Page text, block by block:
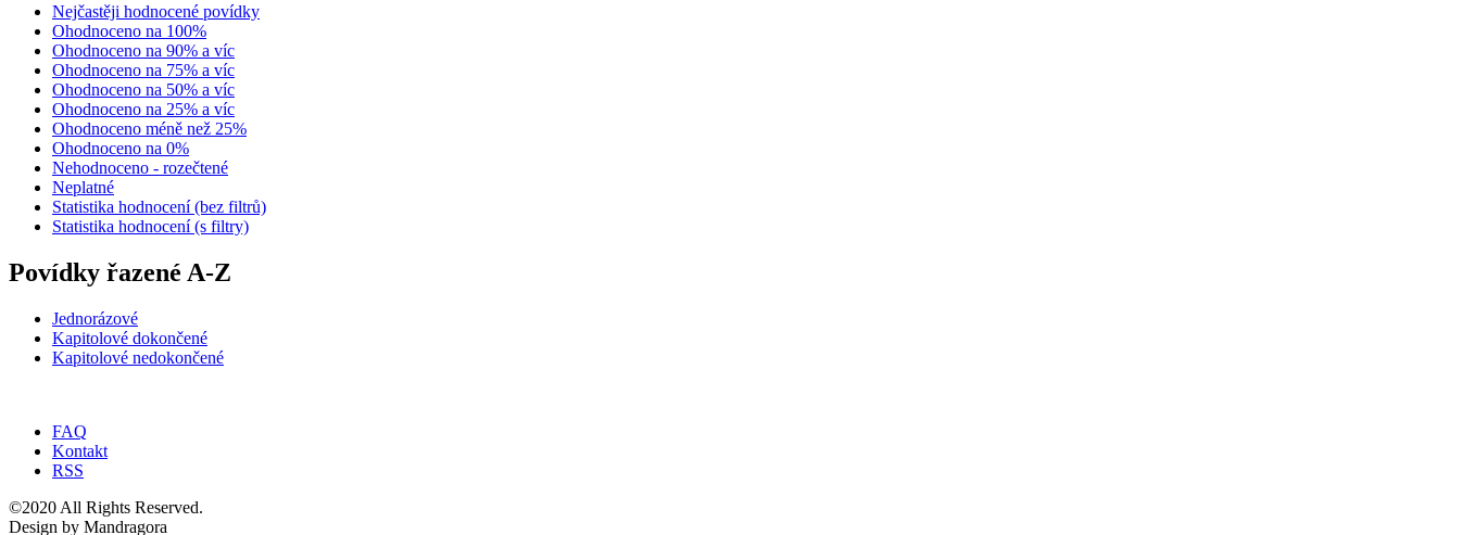
Nejčastěji hodnocené povídky
Ohodnoceno na 100%
Ohodnoceno na 90% a víc
Ohodnoceno na 75% a víc
Ohodnoceno na 50% a víc
Ohodnoceno na 25% a víc
Ohodnoceno méně než 25%
Ohodnoceno na 0%
Nehodnoceno - rozečtené
Neplatné
Statistika hodnocení (bez filtrů)
Statistika hodnocení (s filtry)
Povídky řazené A-Z
Jednorázové
Kapitolové dokončené
Kapitolové nedokončené
FAQ
Kontakt
RSS
©2020 All Rights Reserved.
Design by Mandragora